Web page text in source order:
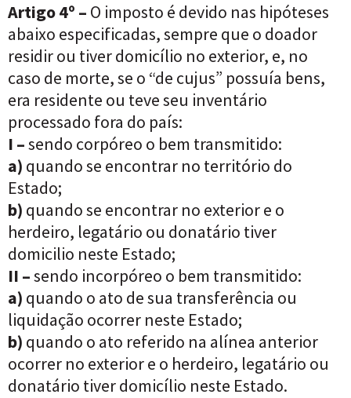
Artigo 4º – O imposto é devido nas hipóteses
abaixo especificadas, sempre que o doador
residir ou tiver domicílio no exterior, e, no
caso de morte, se o “de cujus” possuía bens,
era residente ou teve seu inventário
processado fora do país:
I –sendo corpóreo o bem transmitido:
a) quando se encontrar no território do
Estado;
b) quando se encontrar no exterior e o
herdeiro, legatário ou donatário tiver
domicilio neste Estado;
II –sendo incorpóreo o bem transmitido:
a) quando o ato de sua transferência ou
liquidação ocorrer neste Estado;
b) quando o ato referido na alínea anterior
ocorrer no exterior e o herdeiro, legatário ou
donatário tiver domicílio neste Estado.